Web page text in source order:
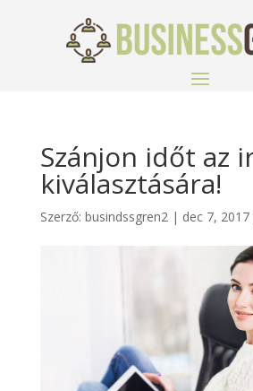
Szánjon időt az
kiválasztására!
Szerző: busindssgren2| dec 7, 2017